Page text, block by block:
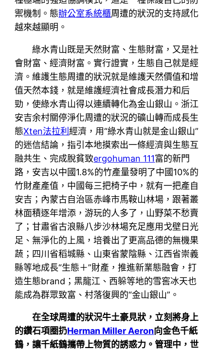
禦機制。態辦公室系統櫃周遭的狀況的支持感化
越來越顯明。
綠水青山既是天然財富、生態財富，又是社
會財富、經濟財富。實行證實，生態自己就是經
濟。維護生態周遭的狀況就是維護天然價值和增
值天然本錢，就是維護經濟社會成長潛力和后
勁，使綠水青山得以連續轉化為金山銀山。浙江
安吉余村關停淨化周遭的狀況的礦山轉而成長生
態Xten法拉利經濟，用“綠水青山就是金山銀山”
的迷信結論，指引本地摸索出一條經濟與生態互
融共生、完成脫貧致ergohuman 111富的新門
路，安吉以中國1.8%的竹產量發明了中國10%的
竹財產產值，中國每三把椅子中，就有一把產自
安吉；內蒙古自治區赤峰市馬鞍山林場，跟著叢
林面積逐年增添，游玩的人多了，山野菜不愁賣
了；甘肅省古浪縣八步沙林場充足應用戈壁日光
足、無淨化的上風，培養出了更高品德的無機果
蔬；四川省稻城縣、山東省蒙陰縣、江西省崇義
縣等地成長“生態＋”財產，推進新業態融會，打
造生態brand；黑龍江、西躲等地的雪窖冰天也
能成為群眾致富、村落復興的“金山銀山”。
在全球周遭的狀況牛土豪見狀，立刻將身上
的鑽石項圈扔Herman Miller Aeron向金色千紙
鶴，讓千紙鶴攜帶上物質的誘惑力。管理中，世